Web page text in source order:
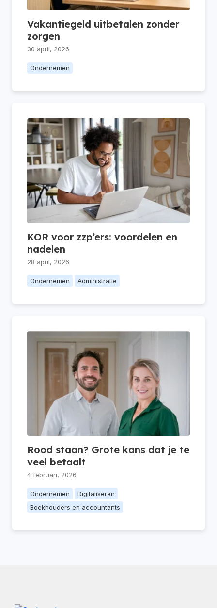
Vakantiegeld uitbetalen zonder
zorgen
30 april, 2026
Ondernemen
KOR voor zzp’ers: voordelen en
nadelen
28 april, 2026
Ondernemen Administratie
Rood staan? Grote kans dat je te
veel betaalt
4 februari, 2026
Ondernemen
Digitaliseren
Boekhouders en accountants